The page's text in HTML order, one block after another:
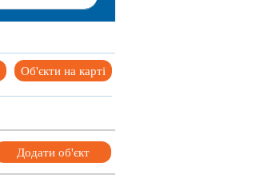
Об'єкти на карті
Додати об'єкт